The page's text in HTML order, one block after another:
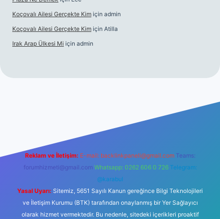
Koçovalı Ailesi Gerçekte Kim için admin
Koçovalı Ailesi Gerçekte Kim için Atilla
Irak Arap Ülkesi Mi için admin
Reklam ve İletişim: E-mail: backlinkpaneli@gmail.com Teams:
forumhizmeti@gmail.com Whatsapp: 0262 606 0 726 Telegram:
@karabul
Yasal Uyarı: Sitemiz, 5651 Sayılı Kanun gereğince Bilgi Teknolojileri
ve İletişim Kurumu (BTK) tarafından onaylanmış bir Yer Sağlayıcı
olarak hizmet vermektedir. Bu nedenle, sitedeki içerikleri proaktif